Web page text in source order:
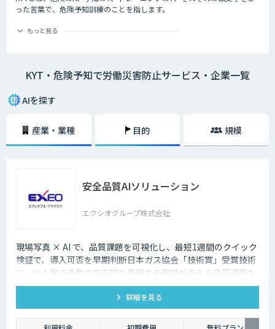
った言葉で、危険予知訓練のことを指します。
イントを指差呼称や指差唱和、安全対策をし防止を図ること。
もっと見る
KYT・危険予知で労働災害防止サービス・企業一覧
AIを探す
産業・業種 目的 規模
安全品質AIソリューション
エクシオグループ株式会社
現場写真 × AI で、品質課題を可視化し、最短1週間のクイック
検証で、導入可否を早期判断日本ガス協会「技術賞」受賞技術
で、少人数で多数の施工班を管理する現場が抱える品質課題を
スピーディに把握。
詳細を見る